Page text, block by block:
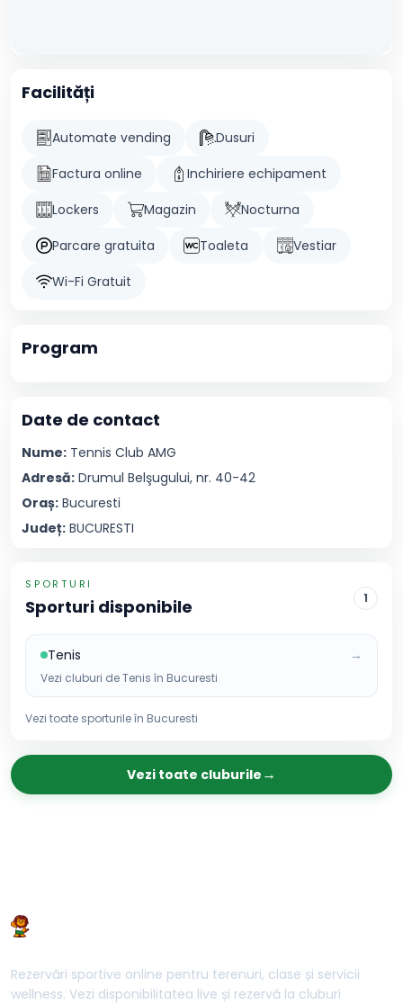
Facilități
Automate vending
Dusuri
Factura online
Inchiriere echipament
Lockers
Magazin
Nocturna
Parcare gratuita
Toaleta
Vestiar
Wi-Fi Gratuit
Program
Date de contact
Nume: Tennis Club AMG
Adresă: Drumul Belşugului, nr. 40-42
Oraș: Bucuresti
Județ: BUCURESTI
SPORTURI
Sporturi disponibile 1
Tenis →
Vezi cluburi deTenis în Bucuresti
Vezi toate sporturile în Bucuresti
Vezi toate cluburile →
Rezervări sportive online pentru terenuri, clase și servicii
wellness. Vezi disponibilitatea live și rezervă la cluburi